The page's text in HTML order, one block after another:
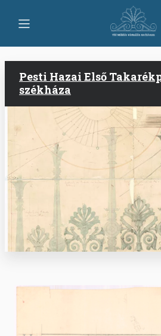
tartalomra
Pesti Hazai Első
székháza